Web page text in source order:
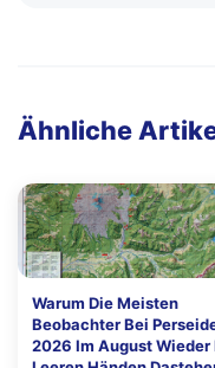
Ähnliche
Warum Die Meisten
Beobachter Bei
2026 Im August Wieder